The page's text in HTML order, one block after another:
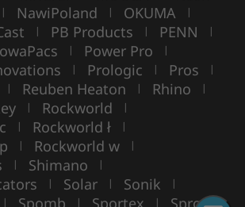
| NawiPoland | OKUMA |
| PB Products | PENN |
| Power Pro |
| Prologic | Pros |
| Reuben Heaton | Rhino |
| Rockworld |
| Rockworld ł |
| Rockworld w |
| Shimano |
| Solar | Sonik |
| Spomb | Sportex | Spro |